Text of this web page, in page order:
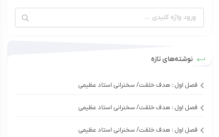
نوشته‌های تازه
فصل اول : هدف خلقت/ سخنرانی استاد عظیمی
فصل اول : هدف خلقت/ سخنرانی استاد عظیمی
فصل اول : هدف خلقت/ سخنرانی استاد عظیمی